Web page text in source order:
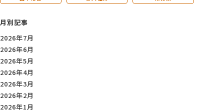
月別記事
2026年7月
2026年6月
2026年5月
2026年4月
2026年3月
2026年2月
2026年1月